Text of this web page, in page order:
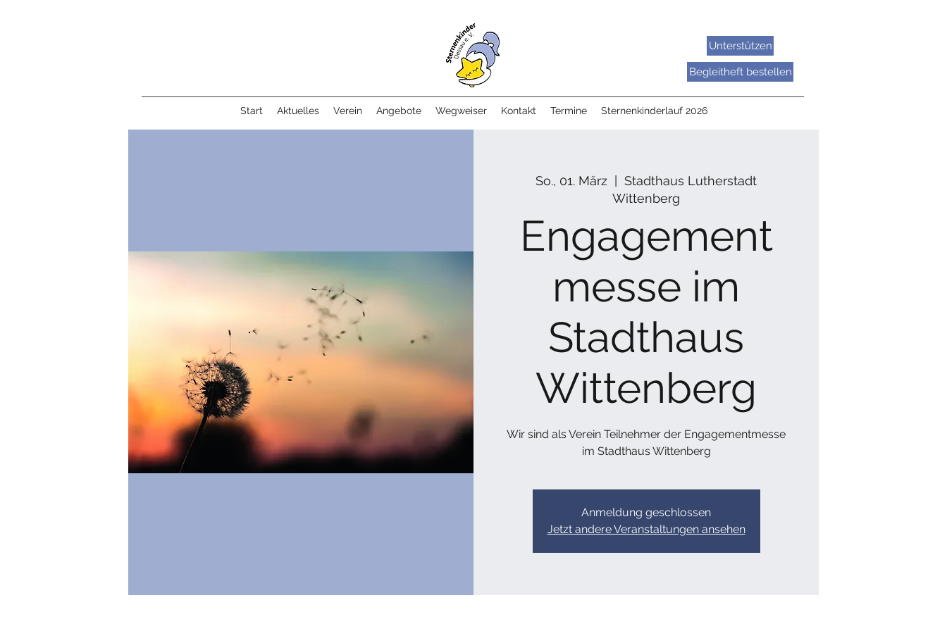
Unterstützen
Begleitheft bestellen
Start Aktuelles Verein Angebote Wegweiser Kontakt Termine Sternenkinderlauf 2026
So., 01. März
Stadthaus Lutherstadt
Wittenberg
Engagement
messe im
Stadthaus
Wittenberg
Wir sind als Verein Teilnehmer der Engagementmesse
im Stadthaus Wittenberg
Anmeldung geschlossen
Jetzt andere Veranstaltungen ansehen